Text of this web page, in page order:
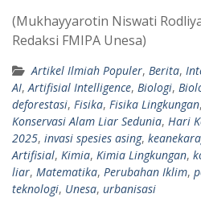
(Mukhayyarotin Niswati
Redaksi FMIPA Unesa)
Artikel Ilmiah Populer, Berita,
AI,Artifisial Intelligence, Biologi,
deforestasi, Fisika, Fisika Lingkungan,
Konservasi Alam Liar Sedunia, Hari
2025, invasi spesies asing,
Artifisial, Kimia, Kimia Lingkungan,
liar, Matematika, Perubahan Iklim,
teknologi, Unesa, urbanisasi